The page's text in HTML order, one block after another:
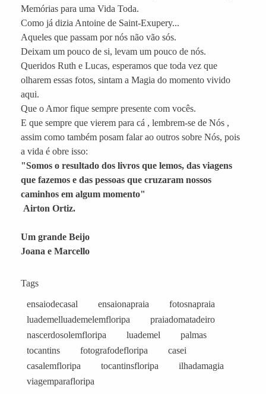
Memórias para uma Vida Toda.
Como já dizia Antoine de Saint-Exupery...
Aqueles que passam por nós não vão sós.
Deixam um pouco de si, levam um pouco de nós.
Queridos Ruth e Lucas, esperamos que toda vez que
olharem essas fotos, sintam a Magia do momento vivido
aqui.
Que o Amor fique sempre presente com vocês.
E que sempre que vierem para cá , lembrem-se de Nós ,
assim como também posam falar ao outros sobre Nós, pois
a vida é obre isso:
"Somos o resultado dos livros que lemos, das viagens
que fazemos e das pessoas que cruzaram nossos
caminhos em algum momento"
Airton Ortiz.
Um grande Beijo
Joana e Marcello
Tags
ensaiodecasal ensaionapraia
fotosnapraia
luademelluademelemfloripa
praiadomatadeiro
nascerdosolemfloripa
luademel
palmas
tocantins
fotografodefloripa
casei
casalemfloripa
tocantinsfloripa
ilhadamagia
viagemparafloripa